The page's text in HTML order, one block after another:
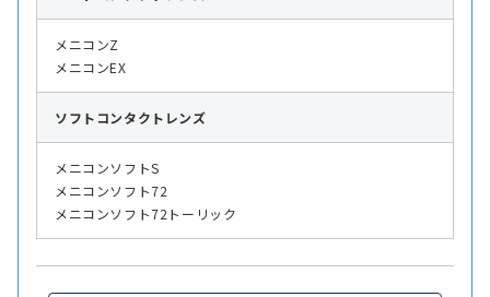
メニコンZ
メニコンEX
ソフト コンタクトレンズ
メニコンソフトS
メニコンソフト72
メニコンソフト72トーリック